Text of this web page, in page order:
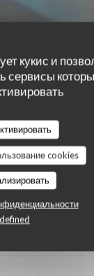
кукис и
сервисы
cookies
/ качество:4